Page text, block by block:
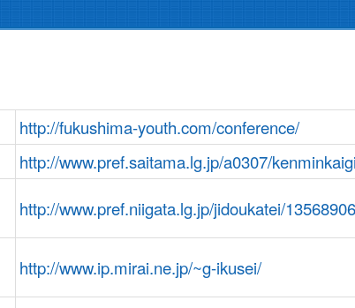
http://fukushima-youth.com/conference/
http://www.pref.saitama.lg.jp/a0307/
http://www.pref.niigata.lg.jp/jidoukatei/
http://www.ip.mirai.ne.jp/~g-ikusei/